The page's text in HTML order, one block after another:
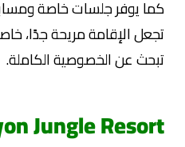
كما يوفر جلسات خاصة
تجعل الإقامة مريحة جدًا،
تبحث عن الخصوصية الكاملة.
Jungle Resort